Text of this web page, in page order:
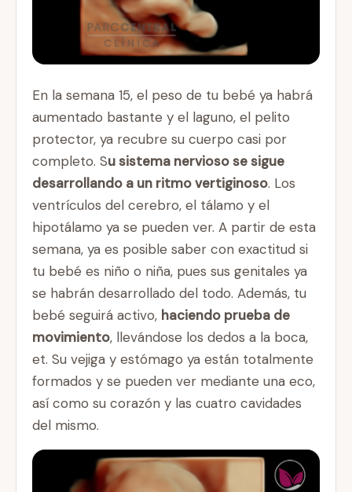
En la semana 15, el peso de tu bebé ya habrá
aumentado bastante y el laguno, el pelito
protector, ya recubre su cuerpo casi por
completo. Su sistema nervioso se sigue
desarrollando a un ritmo vertiginoso. Los
ventrículos del cerebro, el tálamo y el
hipotálamo ya se pueden ver. A partir de esta
semana, ya es posible saber con exactitud si
tu bebé es niño o niña, pues sus genitales ya
se habrán desarrollado del todo. Además, tu
bebé seguirá activo, haciendo prueba de
movimiento, llevándose los dedos a la boca,
et. Su vejiga y estómago ya están totalmente
formados y se pueden ver mediante una eco,
así como su corazón y las cuatro cavidades
del mismo.